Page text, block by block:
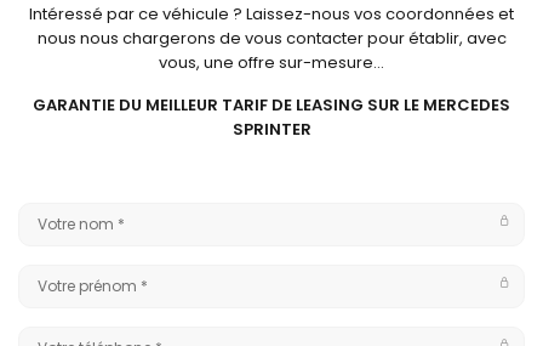
Intéressé par ce véhicule ? Laissez-nous vos coordonnées et
nous nous chargerons de vous contacter pour établir, avec
vous, une offre sur-mesure…
GARANTIE DU MEILLEUR TARIF DE LEASING SUR LE MERCEDES
SPRINTER